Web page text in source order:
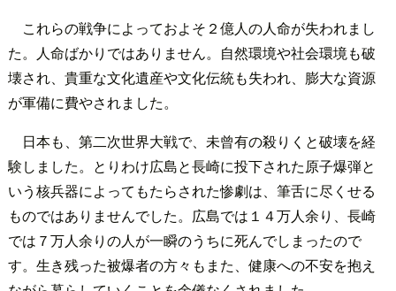
これらの戦争によっておよそ２億人の人命が失われまし
た。人命ばかりではありません。自然環境や社会環境も破
壊され、貴重な文化遺産や文化伝統も失われ、膨大な資源
が軍備に費やされました。
日本も、第二次世界大戦で、未曾有の殺りくと破壊を経
験しました。とりわけ広島と長崎に投下された原子爆弾と
いう核兵器によってもたらされた惨劇は、筆舌に尽くせる
ものではありませんでした。広島では１４万人余り、長崎
では７万人余りの人が一瞬のうちに死んでしまったので
す。生き残った被爆者の方々もまた、健康への不安を抱え